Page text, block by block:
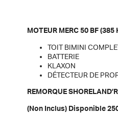
MOTEUR MERC 50 BF (385
TOIT BIMINI
BATTERIE
KLAXON
DÉTECTEUR DE
REMORQUE
(Non Inclus) Disponible